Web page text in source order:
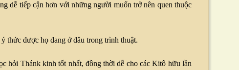
dễ tiếp cận hơn với những người muốn trở nên quen thuộc
thức được họ đang ở đâu trong trình thuật.
hỏi Thánk kinh tốt nhất, đồng thời dễ cho các Kitô hữu lần